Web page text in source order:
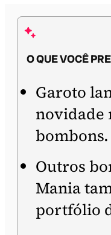
O QUE VOCÊ
Garoto
novidade
bombons.
Outros
Mania
portfólio